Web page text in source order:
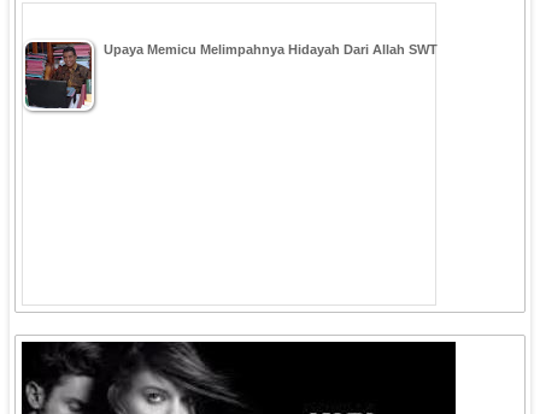
Upaya Memicu Melimpahnya Hidayah Dari Allah SWT